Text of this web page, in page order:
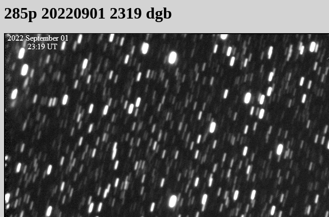
285p 20220901 2319 dgb